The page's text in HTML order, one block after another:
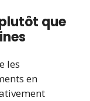
que
les
en